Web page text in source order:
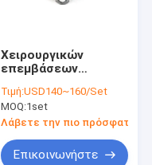
Χειρουργικών
επεμβάσεων
ασβεστοκονιάματος
τρυπάνι δύναμης
πριονιών
ορθοπεδικό
Τιμή:USD140~160/Set
MOQ:1set
Λάβετε την πιο πρόσφατη
Επικοινωνήστε